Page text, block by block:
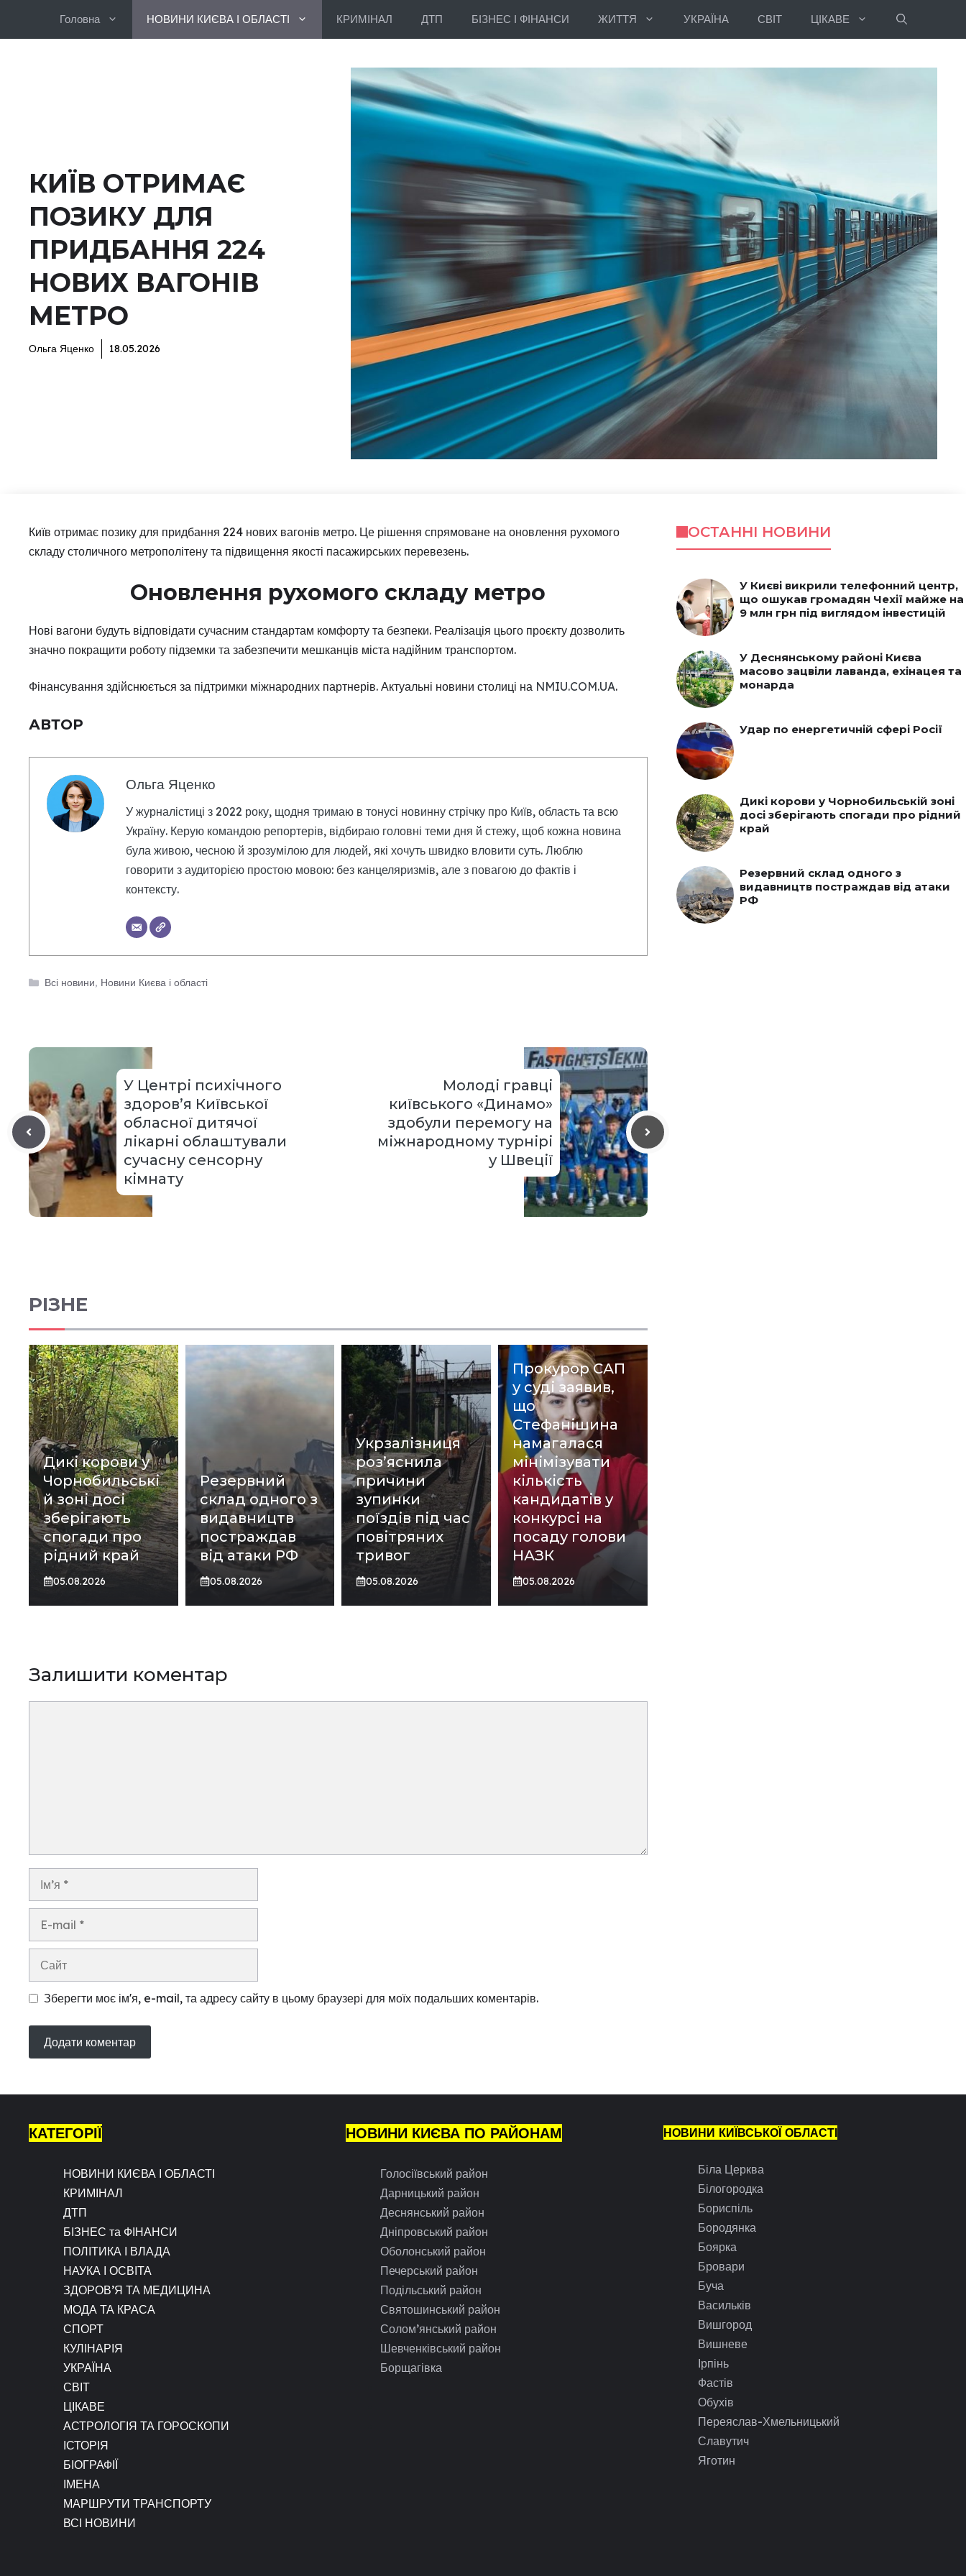
Головна НОВИНИ КИЄВА І ОБЛАСТІ КРИМІНАЛ ДТП БІЗНЕС І ФІНАНСИ ЖИТТЯ УКРАЇНА СВІТ ЦІКАВЕ
КИЇВ ОТРИМАЄ
ПОЗИКУ ДЛЯ
ПРИДБАННЯ 224
НОВИХ ВАГОНІВ
МЕТРО
Ольга Яценко 18.05.2026
Київ отримає позику для придбання 224 нових вагонів метро. Це рішення спрямоване на оновлення рухомого
складу столичного метрополітену та підвищення якості пасажирських перевезень.
Оновлення рухомого складу метро
Нові вагони будуть відповідати сучасним стандартам комфорту та безпеки. Реалізація цього проєкту дозволить
значно покращити роботу підземки та забезпечити мешканців міста надійним транспортом.
Фінансування здійснюється за підтримки міжнародних партнерів. Актуальні новини столиці на NMIU.COM.UA.
АВТОР
Ольга Яценко
У журналістиці з 2022 року, щодня тримаю в тонусі новинну стрічку про Київ, область та всю
Україну. Керую командою репортерів, відбираю головні теми дня й стежу, щоб кожна новина
була живою, чесною й зрозумілою для людей, які хочуть швидко вловити суть. Люблю
говорити з аудиторією простою мовою: без канцеляризмів, але з повагою до фактів і
контексту.
Категорії
Всі новини, Новини Києва і області
У Центрі психічного
здоров’я Київської
обласної дитячої
лікарні облаштували
сучасну сенсорну
кімнату
Молоді гравці
київського «Динамо»
здобули перемогу на
міжнародному турнірі
у Швеції
РІЗНЕ
Дикі корови у
Чорнобильські
й зоні досі
зберігають
спогади про
рідний край
05.08.2026
Резервний
склад одного з
видавництв
постраждав
від атаки РФ
05.08.2026
Укрзалізниця
роз’яснила
причини
зупинки
поїздів під час
повітряних
тривог
05.08.2026
Прокурор САП
у суді заявив,
що
Стефанішина
намагалася
мінімізувати
кількість
кандидатів у
конкурсі на
посаду голови
НАЗК
05.08.2026
Залишити коментар
Зберегти моє ім'я, e-mail, та адресу сайту в цьому браузері для моїх подальших коментарів.
ОСТАННІ НОВИНИ
У Києві викрили телефонний центр,
що ошукав громадян Чехії майже на
9 млн грн під виглядом інвестицій
У Деснянському районі Києва
масово зацвіли лаванда, ехінацея та
монарда
Удар по енергетичній сфері Росії
Дикі корови у Чорнобильській зоні
досі зберігають спогади про рідний
край
Резервний склад одного з
видавництв постраждав від атаки
РФ
КАТЕГОРІЇ
НОВИНИ КИЄВА І ОБЛАСТІ
КРИМІНАЛ
ДТП
БІЗНЕС та ФІНАНСИ
ПОЛІТИКА І ВЛАДА
НАУКА І ОСВІТА
ЗДОРОВ’Я ТА МЕДИЦИНА
МОДА ТА КРАСА
СПОРТ
КУЛІНАРІЯ
УКРАЇНА
СВІТ
ЦІКАВЕ
АСТРОЛОГІЯ ТА ГОРОСКОПИ
ІСТОРІЯ
БІОГРАФІЇ
ІМЕНА
МАРШРУТИ ТРАНСПОРТУ
ВСІ НОВИНИ
НОВИНИ КИЄВА ПО РАЙОНАМ
Голосіївський район
Дарницький район
Деснянський район
Дніпровський район
Оболонський район
Печерський район
Подільський район
Святошинський район
Солом’янський район
Шевченківський район
Борщагівка
НОВИНИ КИЇВСЬКОЇ ОБЛАСТІ
Біла Церква
Білогородка
Бориспіль
Бородянка
Боярка
Бровари
Буча
Васильків
Вишгород
Вишневе
Ірпінь
Фастів
Обухів
Переяслав-Хмельницький
Славутич
Яготин